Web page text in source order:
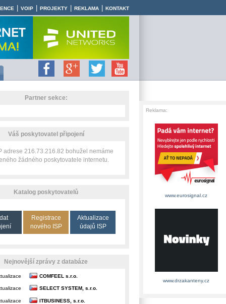
VOIP PROJEKTY REKLAMA KONTAKT
Partner sekce:
Váš poskytovatel připojení
adrese 216.73.216.82 bohužel nemáme
žádného poskytovatele internetu.
Katalog poskytovatelů
Registrace
nového ISP
Aktualizace
údajů ISP
Nejnovější zprávy z databáze
COMFEEL s.r.o.
SELECT SYSTEM, s.r.o.
ITBUSINESS, s.r.o.
Reklama:
www.eurosignal.cz
www.drzakanteny.cz